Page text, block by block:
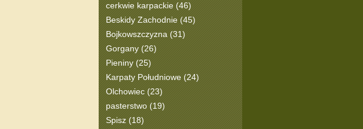
cerkwie karpackie (46)
Beskidy Zachodnie (45)
Bojkowszczyzna (31)
Gorgany (26)
Pieniny (25)
Karpaty Południowe (24)
Olchowiec (23)
pasterstwo (19)
Spisz (18)